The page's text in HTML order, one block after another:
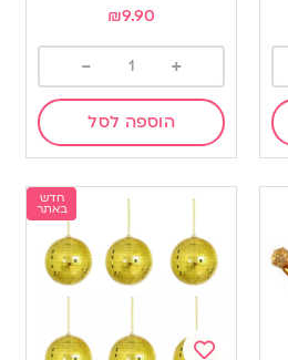
₪9.90
+
-
הוספה לסל
חדש
באתר